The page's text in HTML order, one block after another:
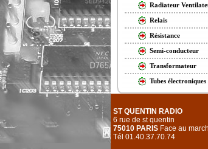
Radiateur
Relais
Résistance
Semi-conducteur
Transformateur
Tubes électroniques
ST QUENTIN RADIO
6 rue de st quentin
75010 PARIS Face au
Tél 01.40.37.70.74